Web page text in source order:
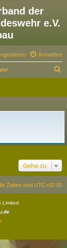
der
e.V.
Anmelden
Gehe zu
Zeiten sind UTC+02:00
Limited